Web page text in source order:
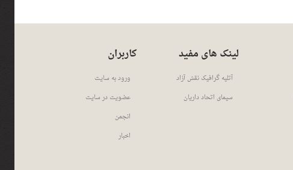
کاربران
ورود به سایت
عضویت در سایت
انجمن
اخبار
لینک های مفید
آتلیه گرافیک نقش آزاد
سیمای اتحاد داریان